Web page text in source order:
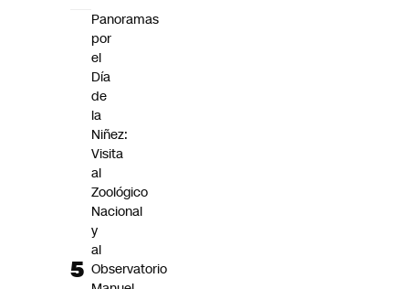
Panoramas
por
el
Día
de
la
Niñez:
Visita
al
Zoológico
Nacional
y
al
Observatorio